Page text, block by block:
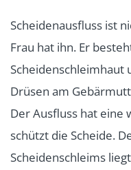
Scheidenausfluss ist
Frau hat ihn. Er
Scheidenschleimhaut
Drüsen am
Der Ausfluss hat eine
schützt die Scheide.
Scheidenschleims